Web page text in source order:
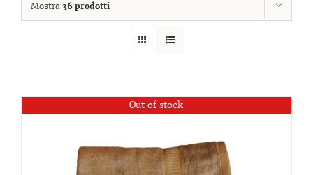
Mostra 36 prodotti
Out of stock